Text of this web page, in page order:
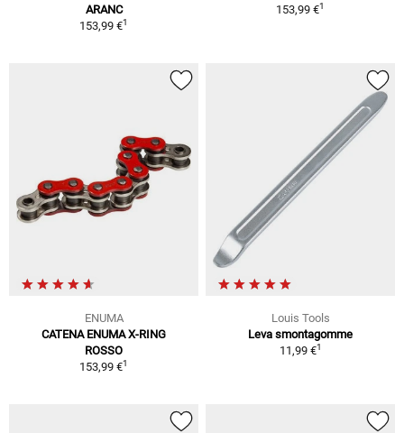
ARANC
153,99 €1
153,99 €1
ENUMA
CATENA ENUMA X-RING
ROSSO
153,99 €1
Louis Tools
Leva smontagomme
11,99 €1